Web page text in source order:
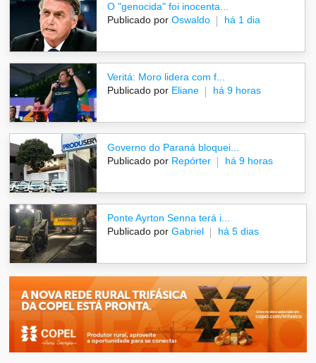
O "genocida" foi inocenta...
Publicado por Oswaldo há 1 dia
Veritá: Moro lidera com f...
Publicado por Eliane há 9 horas
Governo do Paraná bloquei...
Publicado por Repórter há 9 horas
Ponte Ayrton Senna terá i...
Publicado por Gabriel há 5 dias